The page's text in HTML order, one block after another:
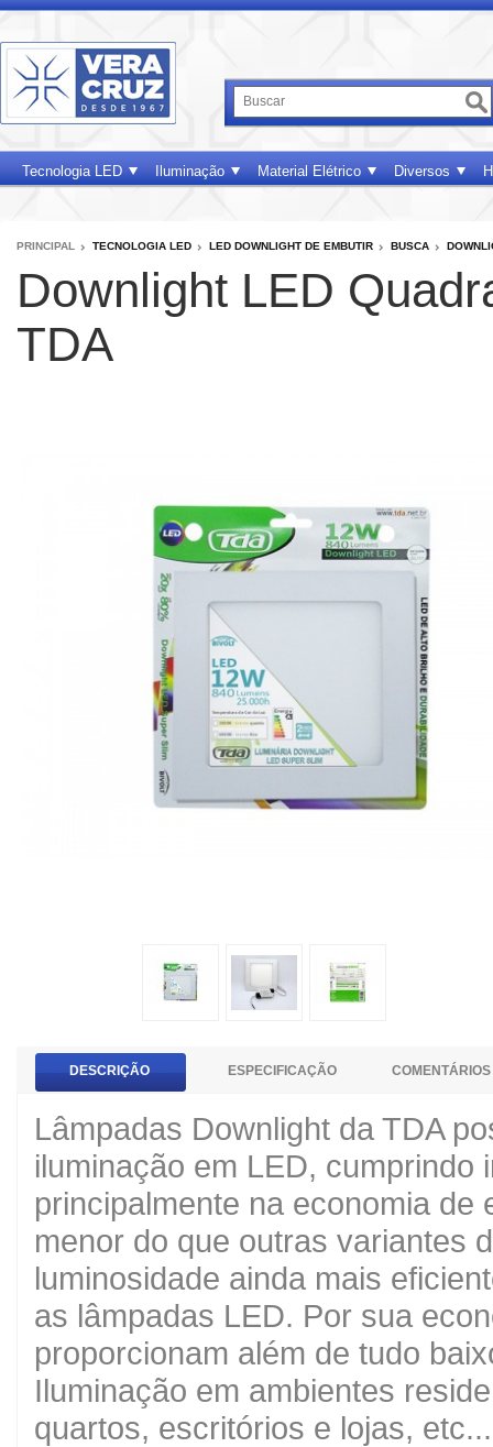
Tecnologia LED Iluminação Material Elétrico Diversos
PRINCIPAL TECNOLOGIA LED LED DOWNLIGHT DE EMBUTIR BUSCA
Downlight LED
TDA
DESCRIÇÃO ESPECIFICAÇÃO
Lâmpadas Downlight da TDA
iluminação em LED, cumprindo
principalmente na economia
menor do que outras variantes
luminosidade ainda mais
as lâmpadas LED. Por sua
proporcionam além de tudo
Iluminação em ambientes
quartos, escritórios e lojas,